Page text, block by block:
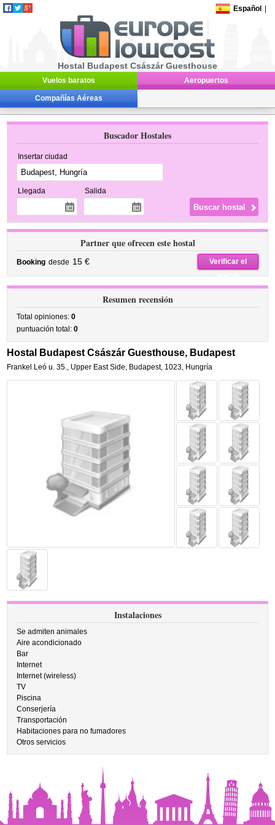
Español
Hostal Budapest Császár Guesthouse
Vuelos baratos Aeropuertos
Compañías Aéreas
Buscador Hostales
Insertar ciudad
Llegada Salida
Partner que ofrecen este hostal
Booking desde 15 €
Verificar el
precio
Resumen recensión
Total opiniones:0
puntuación total:0
Hostal Budapest Császár Guesthouse, Budapest
Frankel Leó u. 35., Upper East Side, Budapest, 1023, Hungría
Instalaciones
Se admiten animales
Aire acondicionado
Bar
Internet
Internet (wireless)
TV
Piscina
Conserjería
Transportación
Habitaciones para no fumadores
Otros servicios